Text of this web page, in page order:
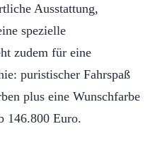
Ausstattung,
spezielle
zudem für eine
puristischer Fahrspaß
plus eine Wunschfarbe
146.800 Euro.